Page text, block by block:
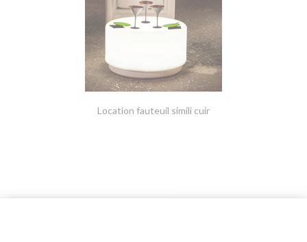
Location fauteuil simili cuir